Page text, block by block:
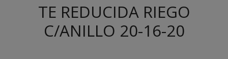
TE REDUCIDA RIEGO
C/ANILLO 20-16-20